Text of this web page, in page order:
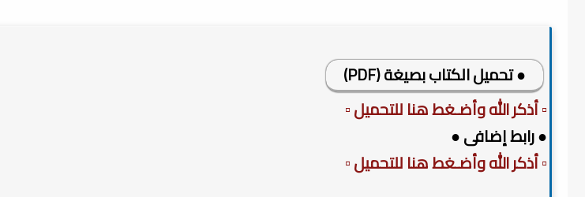
● تحميل الكتاب بصيغة (PDF)
▫️ أذكر الله وأضـغط هنا للتحميل ▫️
● رابط إضافى ●
▫️ أذكر الله وأضـغط هنا للتحميل ▫️